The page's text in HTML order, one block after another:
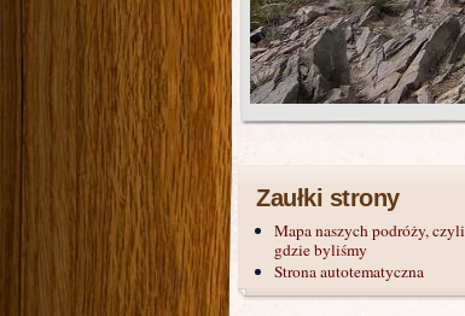
Zaułki strony
Mapa naszych podróży, czyli
gdzie byliśmy
Strona autotematyczna